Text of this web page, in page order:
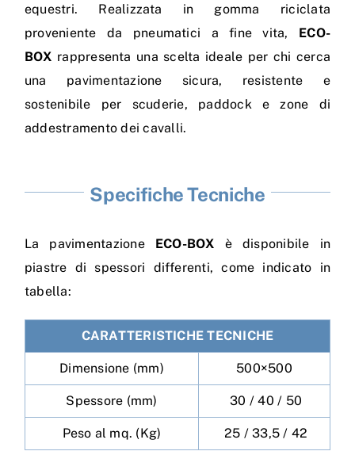
equestri. Realizzata in gomma riciclata
proveniente da pneumatici a fine vita, ECO-
BOX rappresenta una scelta ideale per chi cerca
una pavimentazione sicura, resistente e
sostenibile per scuderie, paddock e zone di
addestramento dei cavalli.
Specifiche Tecniche
La pavimentazione ECO-BOX è disponibile in
piastre di spessori differenti, come indicato in
tabella:
CARATTERISTICHE TECNICHE
Dimensione (mm) 500×500
Spessore (mm) 30 / 40 / 50
Peso al mq. (Kg) 25 / 33,5 / 42